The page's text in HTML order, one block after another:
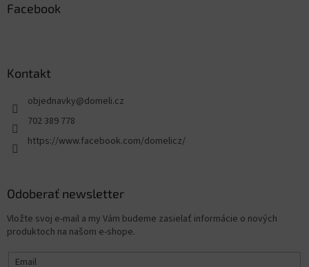
Facebook
Kontakt
objednavky@domeli.cz
702 389 778
https://www.facebook.com/domelicz/
Odoberať newsletter
Vložte svoj e-mail a my Vám budeme zasielať informácie o nových
produktoch na našom e-shope.
Email